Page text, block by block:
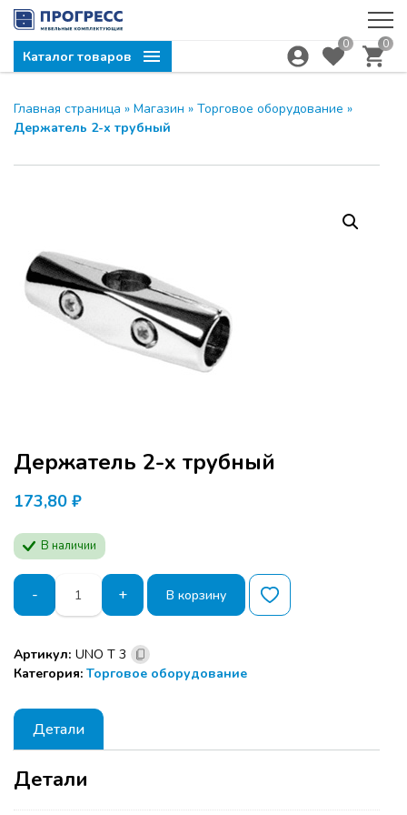
Каталог товаров
0 0
Главная страница » Магазин » Торговое оборудование »
Держатель 2-х трубный
Держатель 2-х трубный
173,80 ₽
В наличии
-
Количество
товара
Держатель
х
трубный
+ В корзину
Артикул: UNO Т 3
Категория: Торговое оборудование
Детали
Детали
Компания ПРОГРЕСС
приглашает на семинар
Программа семинара расчитана для
ЗАКРЫТЬ